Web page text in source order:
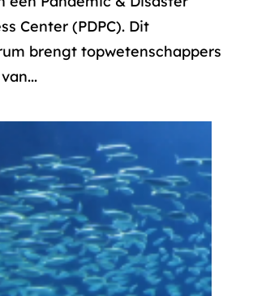
Center (PDPC). Dit
brengt topwetenschappers